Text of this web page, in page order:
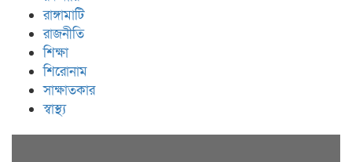
রাঙ্গামাটি
রাজনীতি
শিক্ষা
শিরোনাম
সাক্ষাতকার
স্বাস্থ্য